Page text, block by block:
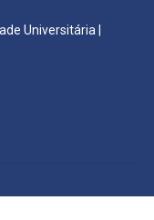
Universitária |